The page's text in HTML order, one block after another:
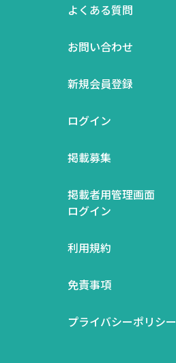
よくある質問
お問い合わせ
新規会員登録
ログイン
掲載募集
掲載者用管理画面
ログイン
利用規約
免責事項
プライバシーポリシー